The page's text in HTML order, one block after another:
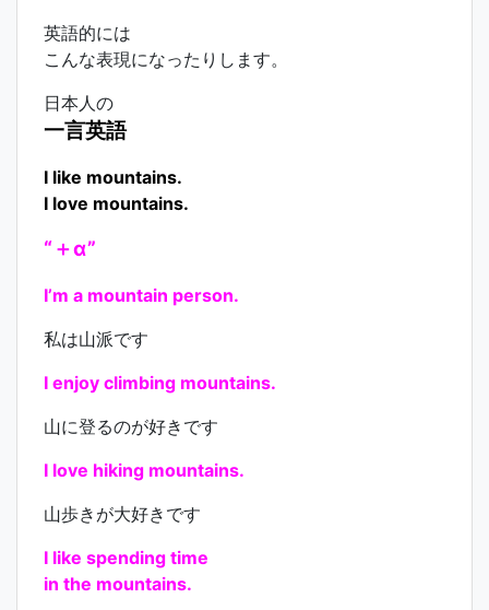
英語的には
こんな表現になったりします。
日本人の
一言英語
I like mountains.
I love mountains.
“＋α”
I’m a mountain person.
私は山派です
I enjoy climbing mountains.
山に登るのが好きです
I love hiking mountains.
山歩きが大好きです
I like spending time
in the mountains.